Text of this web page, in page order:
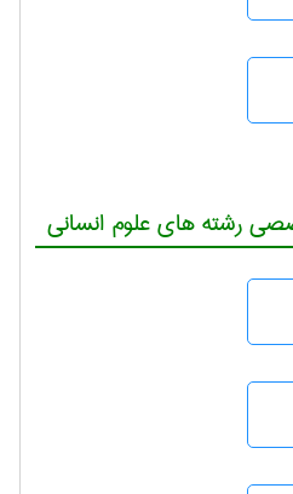
رشته های علوم انسانی